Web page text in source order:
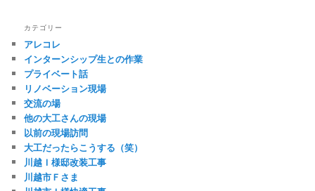
カテゴリー
アレコレ
インターンシップ生との作業
プライベート話
リノベーション現場
交流の場
他の大工さんの現場
以前の現場訪問
大工だったらこうする（笑）
川越Ｉ様邸改装工事
川越市Ｆさま